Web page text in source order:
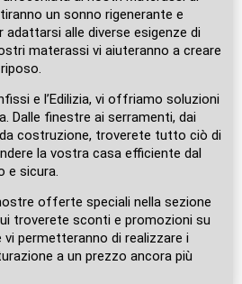
un sonno rigenerante e
alle diverse esigenze di
materassi vi aiuteranno a creare
e l’Edilizia, vi offriamo soluzioni
Dalle finestre ai serramenti, dai
costruzione, troverete tutto ciò di
la vostra casa efficiente dal
e sicura.
offerte speciali nella sezione
troverete sconti e promozioni su
permetteranno di realizzare i
a un prezzo ancora più